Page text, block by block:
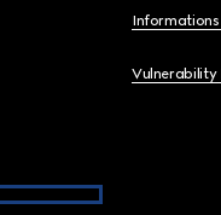
Informations
Vulnerability